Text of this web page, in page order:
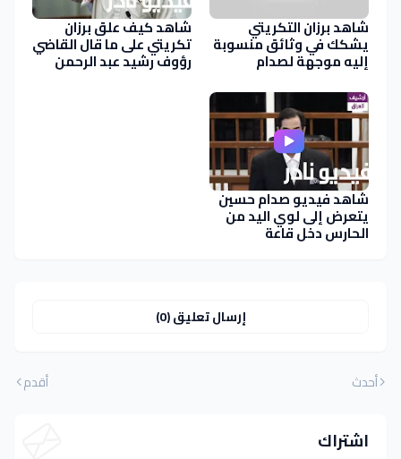
شاهد برزان التكريتي
يشكك في وثائق منسوبة
إليه موجهة لصدام
ومكتوبة بــ خط اليد
شاهد كيف علق برزان
تكريتي على ما قال القاضي
رؤوف رشيد عبد الرحمن
شاهد فيديو صدام حسين
يتعرض إلى لوي اليد من
الحارس دخل قاعة
المحكمة
إرسال تعليق (0)
أحدث أقدم
اشتراك